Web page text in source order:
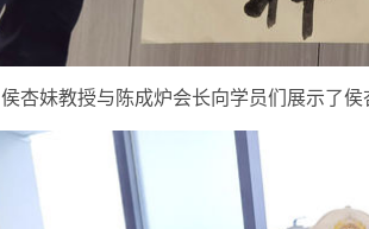
侯杏妹教授与陈成炉会长向学员们展示了